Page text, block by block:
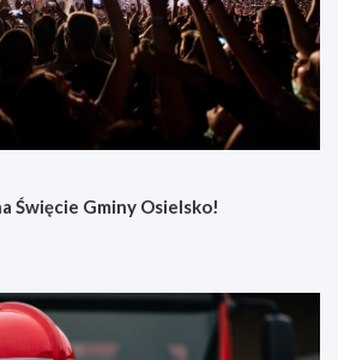
Święcie Gminy Osielsko!